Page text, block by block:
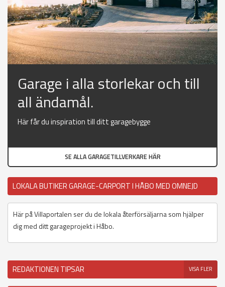
Garage i alla storlekar och till
all ändamål.
Här får du inspiration till ditt garagebygge
SE ALLA GARAGETILLVERKARE HÄR
LOKALA BUTIKER GARAGE-CARPORT I HÅBO MED OMNEJD
Här på Villaportalen ser du de lokala återförsäljarna som hjälper
dig med ditt garageprojekt i Håbo.
REDAKTIONEN TIPSAR VISA FLER